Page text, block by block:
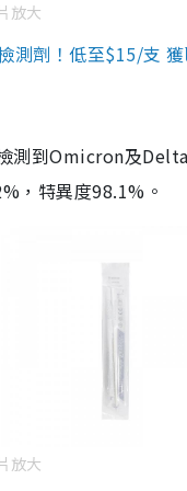
放大
測劑！低至$15/支
測到Omicron及
，特異度98.1%。
放大